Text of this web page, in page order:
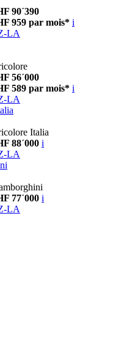
90´390
959 par mois* i
LA
56´000
589 par mois* i
LA
Italia
88´000 i
LA
77´000 i
LA